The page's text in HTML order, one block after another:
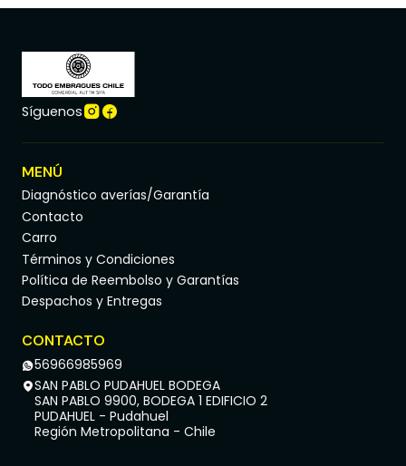
Síguenos
MENÚ
Diagnóstico averías/Garantía
Contacto
Carro
Términos y Condiciones
Política de Reembolso y Garantías
Despachos y Entregas
CONTACTO
56966985969
SAN PABLO PUDAHUEL BODEGA
SAN PABLO 9900, BODEGA 1 EDIFICIO 2
PUDAHUEL - Pudahuel
Región Metropolitana - Chile